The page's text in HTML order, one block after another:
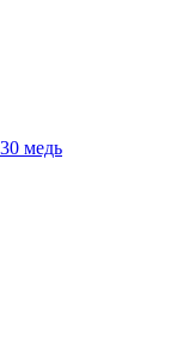
медь